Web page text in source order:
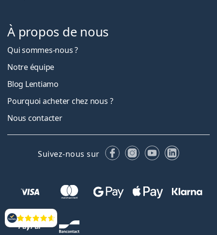
Évaluation
À propos de nous
Qui sommes-nous ?
Notre équipe
Blog Lentiamo
Pourquoi acheter chez nous ?
Nous contacter
Suivez-nous sur FacebookInstagram
YouTubeLinkedIn